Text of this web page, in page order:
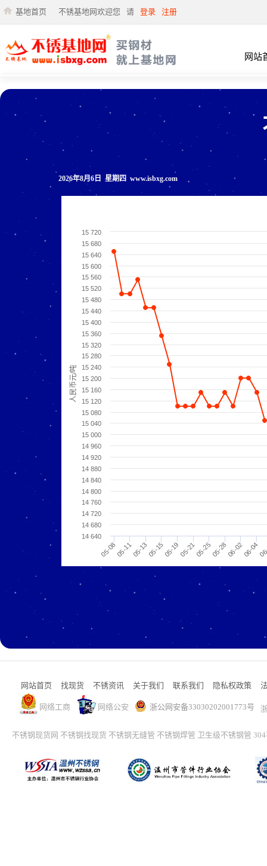
基地首页 不锈基地网欢迎您 请 登录 注册
网站
2026年8月6日 星期四 www.isbxg.com
人民币元/吨
05-0805-1105-1305-1505-1905-2105-2505-2806-0206-04
14 640
14 680
14 720
14 760
14 800
14 840
14 880
14 920
14 960
15 000
15 040
15 080
15 120
15 160
15 200
15 240
15 280
15 320
15 360
15 400
15 440
15 480
15 520
15 560
15 600
15 640
15 680
15 720
网站首页 找现货 不锈资讯 关于我们 联系我们 隐私权政策
网络工商 网络公安 浙公网安备33030202001773号
不锈钢现货网 不锈钢找现货 不锈钢无缝管 不锈钢焊管 卫生级不锈钢管